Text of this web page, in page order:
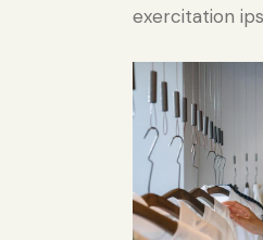
exercitation